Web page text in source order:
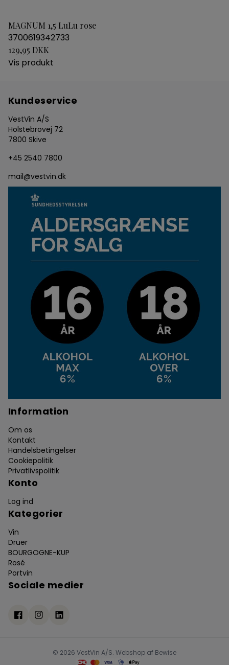
MAGNUM 1,5 LuLu rose
3700619342733
129,95 DKK
Vis produkt
Kundeservice
VestVin A/S
Holstebrovej 72
7800 Skive
+45 2540 7800
mail@vestvin.dk
Information
Om os
Kontakt
Handelsbetingelser
Cookiepolitik
Privatlivspolitik
Konto
Log ind
Kategorier
Vin
Druer
BOURGOGNE-KUP
Rosé
Portvin
Sociale medier
© 2026 VestVin A/S. Webshop af Bewise